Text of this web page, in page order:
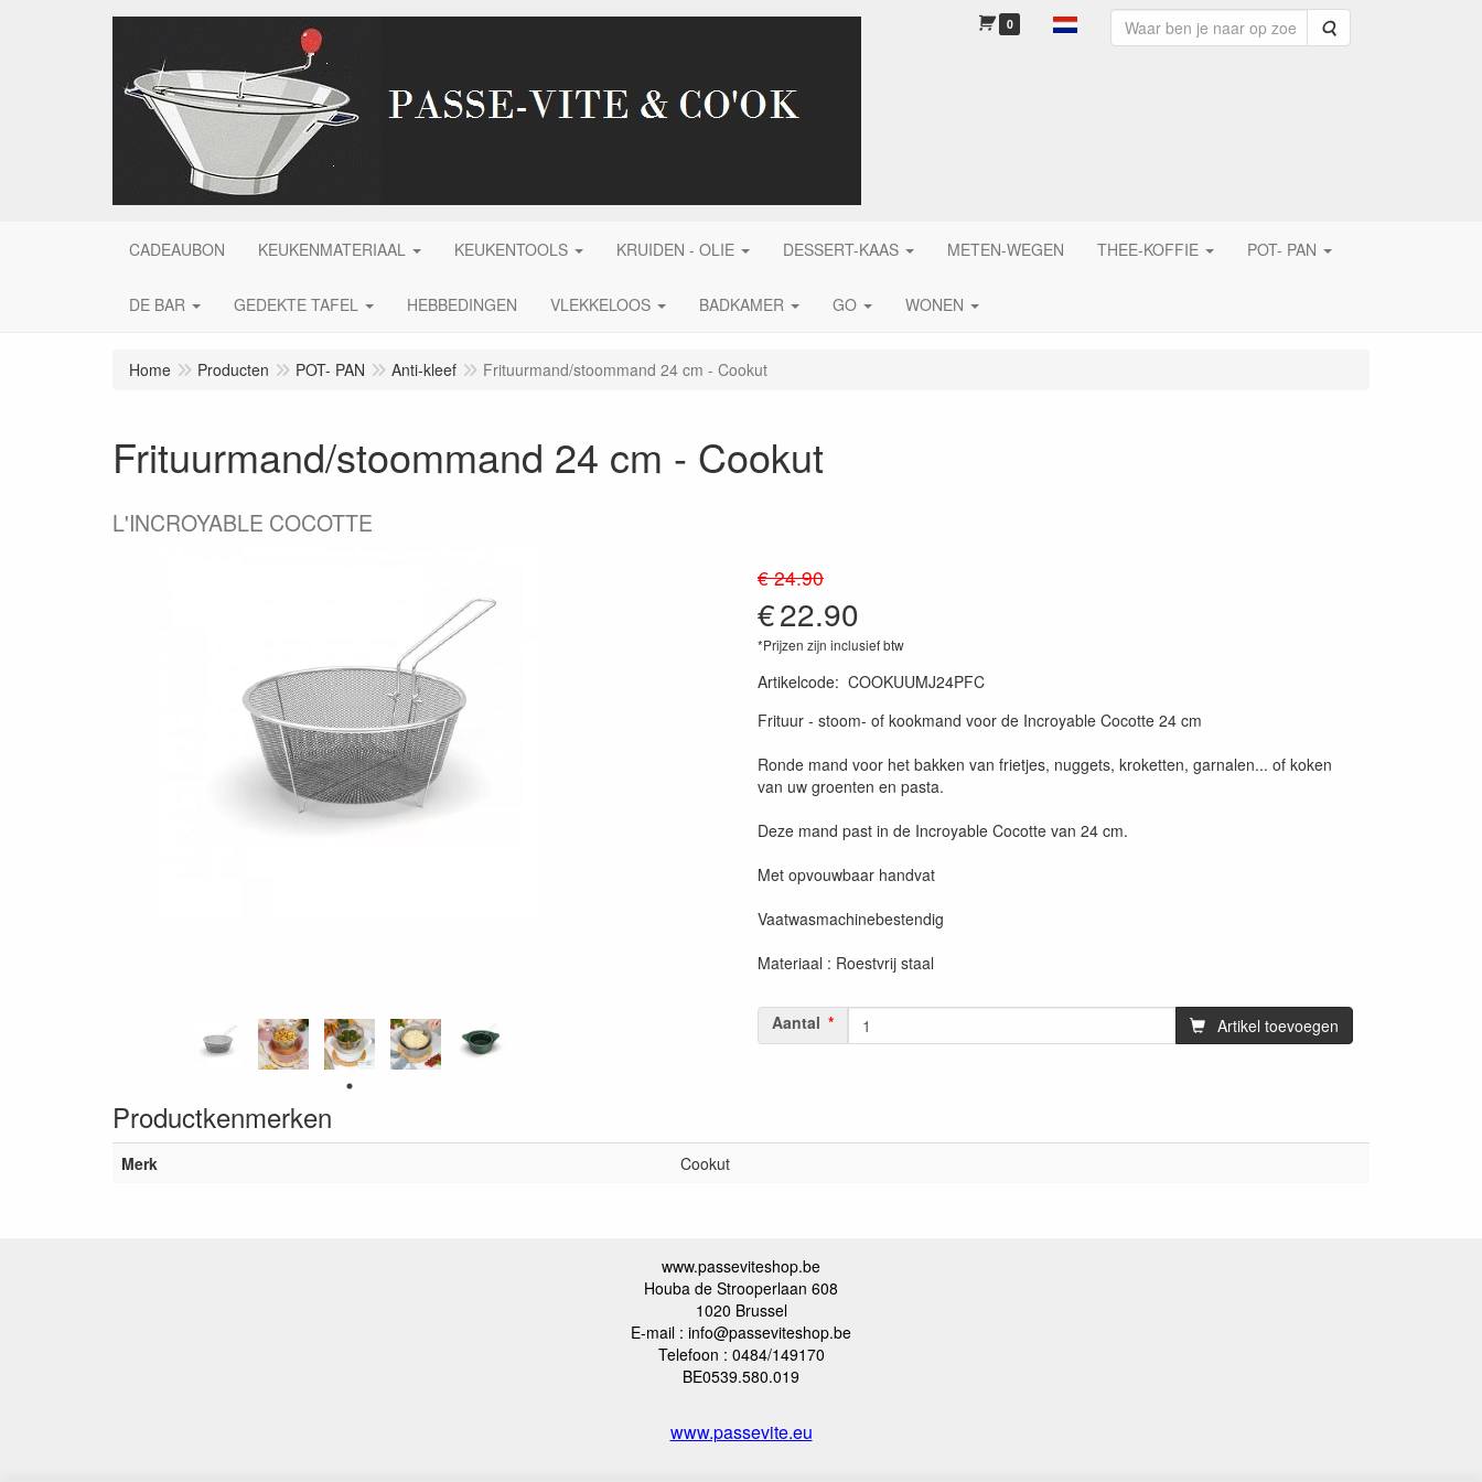
0 Zoeken
CADEAUBON KEUKENMATERIAAL KEUKENTOOLS KRUIDEN - OLIE DESSERT-KAAS METEN-WEGEN THEE-KOFFIE POT- PAN
DE BAR GEDEKTE TAFEL HEBBEDINGEN VLEKKELOOS BADKAMER GO WONEN
Home Producten POT- PAN Anti-kleef Frituurmand/stoommand 24 cm - Cookut
Frituurmand/stoommand 24 cm - Cookut
L'INCROYABLE COCOTTE
€ 24.90
€22.90
*Prijzen zijn inclusief btw
Artikelcode: COOKUUMJ24PFC
Frituur - stoom- of kookmand voor de Incroyable Cocotte 24 cm
Ronde mand voor het bakken van frietjes, nuggets, kroketten, garnalen... of koken
van uw groenten en pasta.
Deze mand past in de Incroyable Cocotte van 24 cm.
Met opvouwbaar handvat
Vaatwasmachinebestendig
Materiaal : Roestvrij staal
Aantal Artikel toevoegen
Productkenmerken
Merk Cookut
www.passeviteshop.be
Houba de Strooperlaan 608
1020 Brussel
E-mail : info@passeviteshop.be
Telefoon : 0484/149170
BE0539.580.019
www.passevite.eu